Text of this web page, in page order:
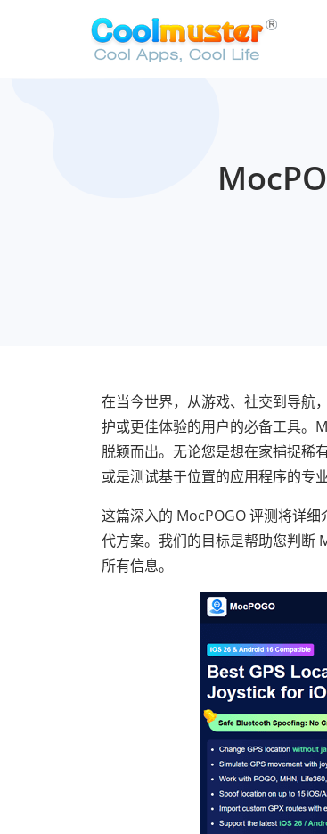
在当今世界，从游戏、社交到导航
护或更佳体验的用户的必备工具。
脱颖而出。无论您是想在家捕捉稀
或是测试基于位置的应用程序的专
这篇深入的 MocPOGO 评测将详
代方案。我们的目标是帮助您判断
所有信息。